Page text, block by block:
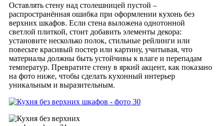
Оставлять стену над столешницей пустой –
распространённая ошибка при оформлении кухонь без
верхних шкафов. Если стена выложена однотонной
светлой плиткой, стоит добавить элементы декора:
установите несколько полок, стильные рейлинги или
повесьте красивый постер или картину, учитывая, что
материалы должны быть устойчивы к влаге и перепадам
температур. Превратите стену в яркий акцент, как показано
на фото ниже, чтобы сделать кухонный интерьер
уникальным и выразительным.